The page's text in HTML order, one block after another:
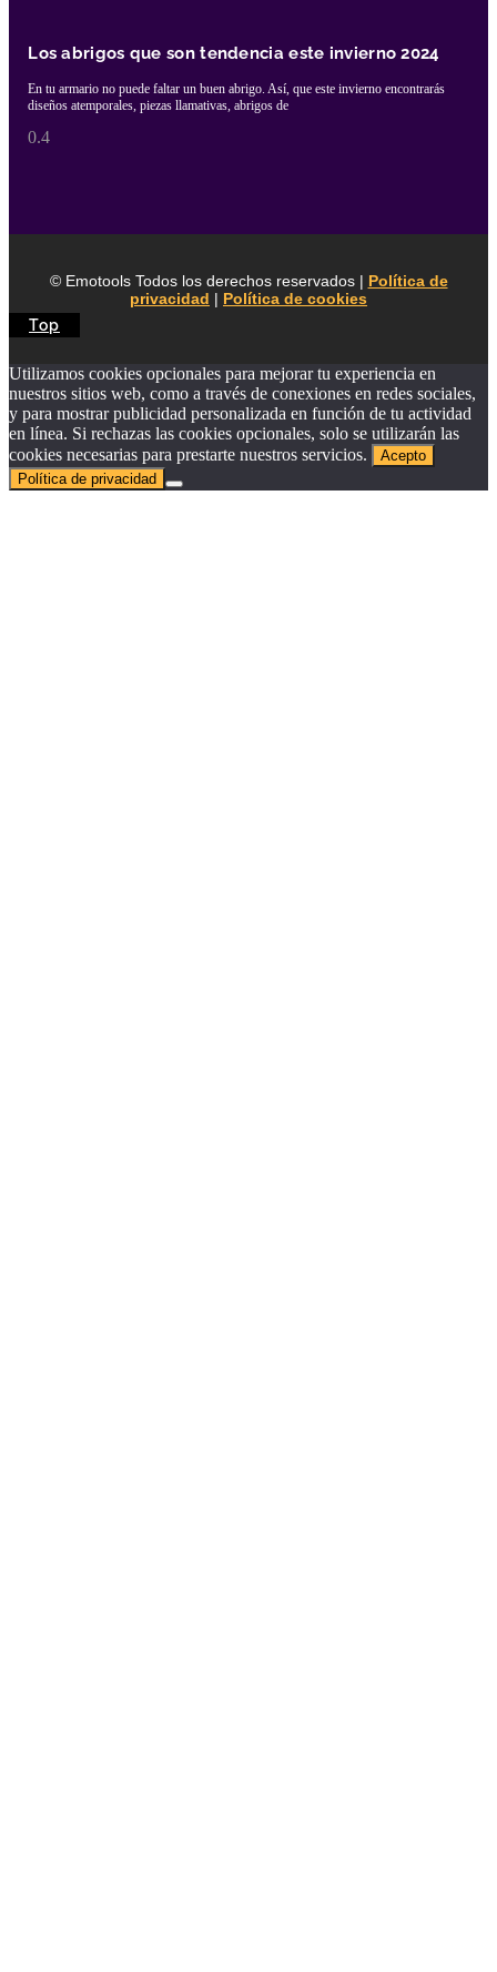
Los abrigos que son tendencia este invierno 2024
En tu armario no puede faltar un buen abrigo. Así, que este invierno encontrarás
diseños atemporales, piezas llamativas, abrigos de
© Emotools Todos los derechos reservados | Política de
privacidad | Política de cookies
Top
Utilizamos cookies opcionales para mejorar tu experiencia en
nuestros sitios web, como a través de conexiones en redes sociales,
y para mostrar publicidad personalizada en función de tu actividad
en línea. Si rechazas las cookies opcionales, solo se utilizarán las
cookies necesarias para prestarte nuestros servicios.
Acepto
Política de privacidad